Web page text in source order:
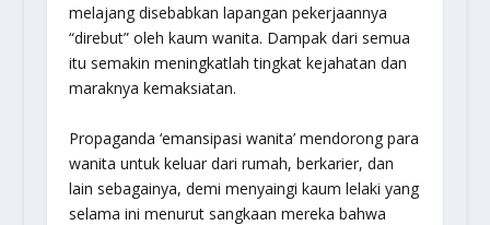
melajang disebabkan lapangan pekerjaannya
“direbut” oleh kaum wanita. Dampak dari semua
itu semakin meningkatlah tingkat kejahatan dan
maraknya kemaksiatan.
Propaganda ‘emansipasi wanita’ mendorong para
wanita untuk keluar dari rumah, berkarier, dan
lain sebagainya, demi menyaingi kaum lelaki yang
selama ini menurut sangkaan mereka bahwa